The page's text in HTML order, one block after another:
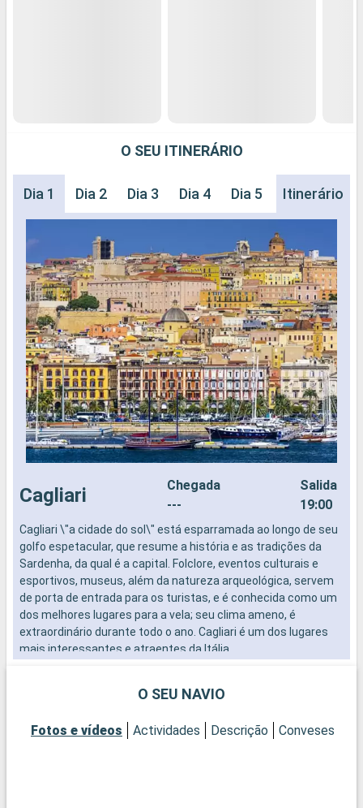
O SEU ITINERÁRIO
Dia 1 Dia 2 Dia 3 Dia 4 Dia 5 Dia 6 Dia
Itinerário
Cagliari
Chegada
---
Salida
19:00
Cagliari \"a cidade do sol\" está esparramada ao longo de seu
golfo espetacular, que resume a história e as tradições da
Sardenha, da qual é a capital. Folclore, eventos culturais e
esportivos, museus, além da natureza arqueológica, servem
de porta de entrada para os turistas, e é conhecida como um
dos melhores lugares para a vela; seu clima ameno, é
extraordinário durante todo o ano. Cagliari é um dos lugares
mais interessantes e atraentes da Itália.
O SEU NAVIO
Fotos e vídeos Actividades Descrição Conveses